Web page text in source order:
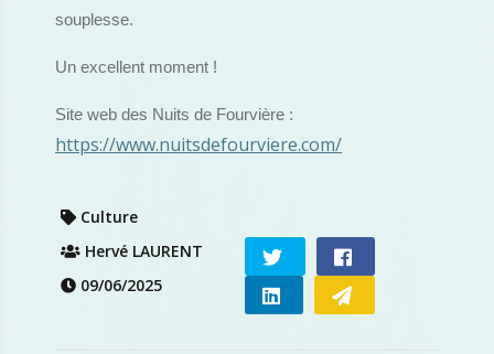
souplesse.
Un excellent moment !
Site web des Nuits de Fourvière :
https://www.nuitsdefourviere.com/
Culture
Hervé LAURENT
09/06/2025